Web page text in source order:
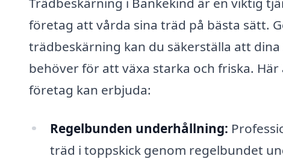
företag att vårda sina träd på bästa sätt.
trädbeskärning kan du säkerställa att
behöver för att växa starka och friska.
företag kan erbjuda:
Regelbunden underhållning:
träd i toppskick genom regelbundet